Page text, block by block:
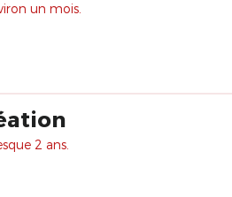
un mois.
2 ans.